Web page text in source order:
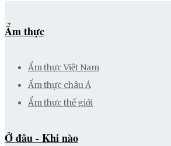
Ẩm thực
Ẩm thực Việt Nam
Ẩm thực châu Á
Ẩm thực thế giới
Ở đâu - Khi nào